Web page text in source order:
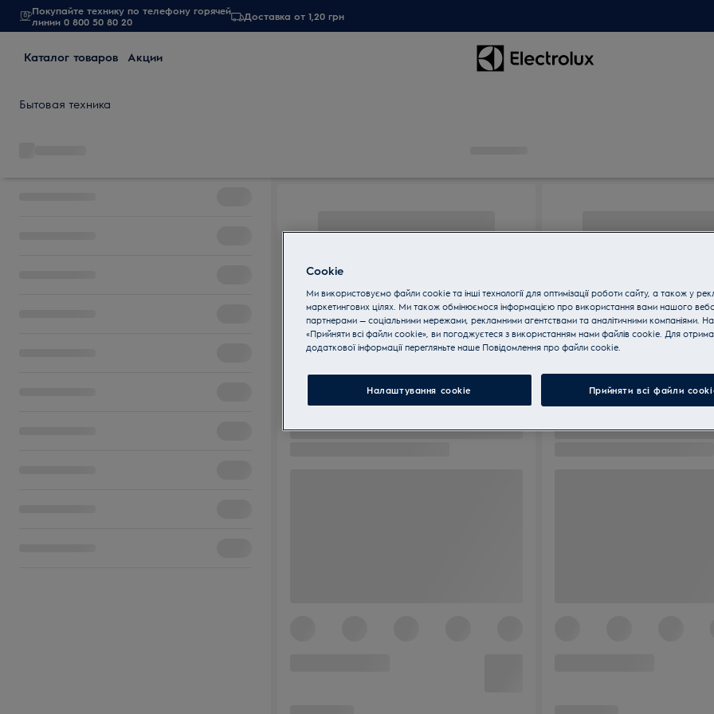
Покупайте технику по телефону горячей
линии 0 800 50 80 20
Доставка от 1,20 грн
Каталог товаров Акции
Бытовая техника
Cookie
Ми використовуємо файли cookie та інші технології для оптимізації роботи сайту, а також у
маркетингових цілях. Ми також обмінюємося інформацією про використання вами нашого
партнерами — соціальними мережами, рекламними агентствами та аналітичними компаніями.
«Прийняти всі файли cookie», ви погоджуєтеся з використанням нами файлів cookie. Для
додаткової інформації перегляньте наше Пoвідомлення прo файли cookie.
Налаштування cookie Прийняти всі файли